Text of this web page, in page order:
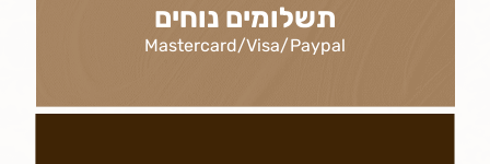
תשלומים נוחים
Mastercard/Visa/Paypal